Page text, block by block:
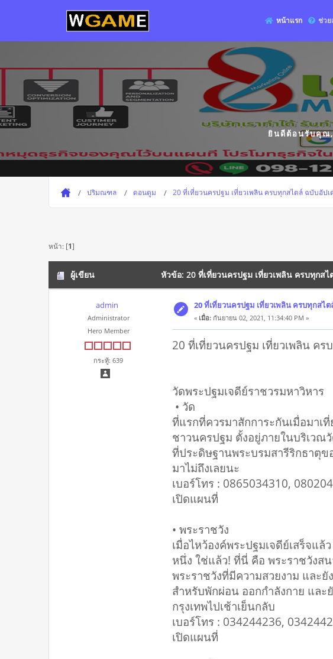
หน้าแรก ช่วย
ยินดีต้อนรับคุ
ปริมณฑล ดอนตูม 20 ที่เที่ยวนครปฐม เที่ยวเพลิน ครบทุกสไตล์ ฉบับอัปเ
หน้า: [1]
ผู้เขียน หัวข้อ: 20 ที่เที่ยวนครปฐม เที่ยวเพลิน ครบทุกส
admin
Administrator
Hero Member
กระทู้: 639
20 ที่เที่ยวนครปฐม เที่ยวเพลิน ครบทุกสไต
« เมื่อ:กันยายน 02, 2021, 11:34:40 PM »
20 ที่เที่ยวนครปฐม เที่ยวเพลิน ค
วัดพระปฐมเจดีย์ราชวรมหาวิหาร
• วัด
ที่แรกที่ควรมาสักการะกันเมื่อมาเ
ชาวนครปฐม ตั้งอยู่ภายในบริเวณ
ที่ประดิษฐานพระบรมสารีริกธาตุข
มาไม่ถึงเลยนะ
เบอร์โทร : 0865034310,
เปิดแผนที่
• พระราชวัง
เมื่อไหว้องค์พระปฐมเจดีย์เสร็จแ
หนึ่ง ใช่แล้ว! ที่นี่ คือ พระราชวังส
พระราชวังที่มีความสวยงาม และ
สำหรับพักผ่อน ออกกำลังกาย และ
กรุงเทพไปเช้าเย็นกลับ
เบอร์โทร : 034244236,
เปิดแผนที่